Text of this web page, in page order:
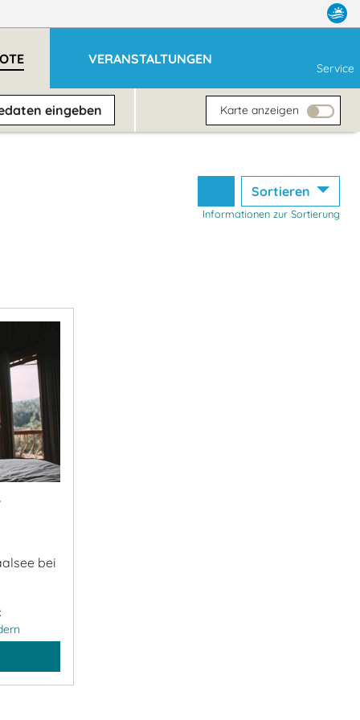
VERANSTALTUNGEN
Service
eingeben Karte anzeigen
Sortieren
Informationen zur Sortierung
bei